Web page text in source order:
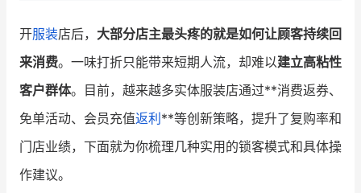
品牌消费观
新零售资讯
培训课程
开服装店后， 大部分店主最头疼的就是如何让顾客持续回
来消费。一味打折只能带来短期人流，却难以建立高粘性
客户群体。目前，越来越多实体服装店通过**消费返券、
免单活动、会员充值返利 **等创新策略，提升了复购率和
门店业绩，下面就为你梳理几种实用的锁客模式和具体操
作建议。